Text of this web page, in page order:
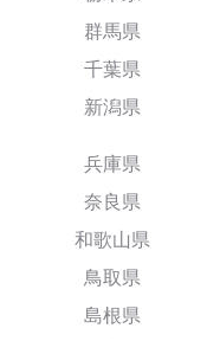
群馬県
千葉県
新潟県
兵庫県
奈良県
和歌山県
鳥取県
島根県